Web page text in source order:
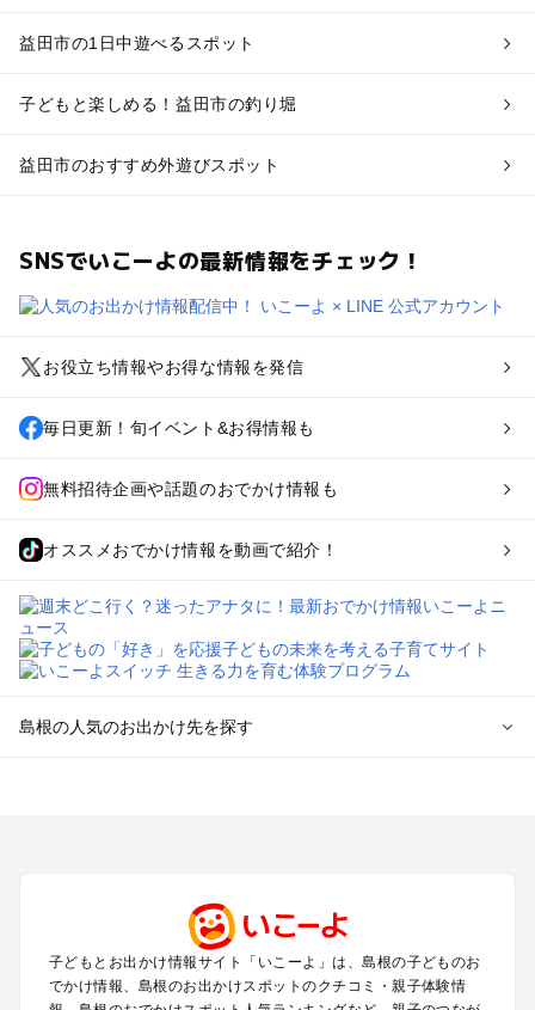
益田市の1日中遊べるスポット
子どもと楽しめる！益田市の釣り堀
益田市のおすすめ外遊びスポット
SNSでいこーよの最新情報をチェック！
お役立ち情報やお得な情報を発信
毎日更新！旬イベント&お得情報も
無料招待企画や話題のおでかけ情報も
オススメおでかけ情報を動画で紹介！
島根の人気のお出かけ先を探す
隠岐島のプールお出かけ
島根の定番お出かけスポット
子どもとお出かけ情報サイト「いこーよ」は、島根の子どものお
でかけ情報、島根のお出かけスポットのクチコミ・親子体験情